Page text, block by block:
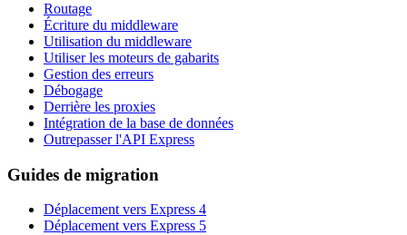
Routage
Écriture du middleware
Utilisation du middleware
Utiliser les moteurs de gabarits
Gestion des erreurs
Débogage
Derrière les proxies
Intégration de la base de données
Outrepasser l'API Express
Guides de migration
Déplacement vers Express 4
Déplacement vers Express 5